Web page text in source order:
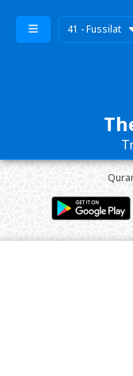
41 - Fussilat